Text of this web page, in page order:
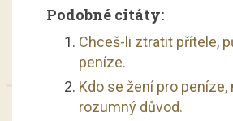
Podobné citáty:
Chceš-li ztratit přítele,
peníze.
Kdo se žení pro peníze,
rozumný důvod.